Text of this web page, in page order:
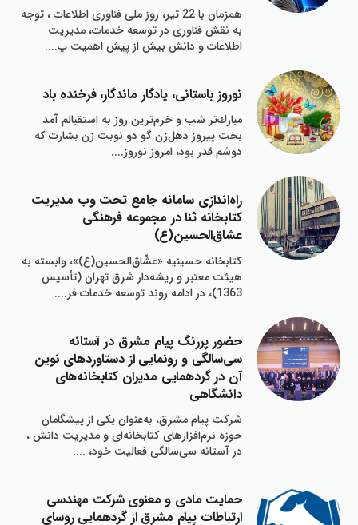
همزمان با 22 تير، روز ملي فناوري اطلاعات ، توجه
به نقش فناوري در توسعه خدمات، مديريت
اطلاعات و دانش بيش از پيش اهميت پ....
نوروز باستاني، يادگار ماندگار، فرخنده باد
مبارك‌تر شب و خرم‌ترين روز به استقبالم آمد
بخت پيروز دهل‌زن گو دو نوبت زن بشارت كه
دوشم قدر بود، امروز نوروز....
راه‌اندازي سامانه جامع تحت وب مديريت
كتابخانه ثنا در مجموعه فرهنگي
عشاق‌الحسين(ع)
كتابخانه حسينيه «عشّاق‌الحسين(ع)»، وابسته به
هيئت معتبر و ريشه‌دار شرق تهران (تأسيس
1363)، در ادامه روند توسعه خدمات فر....
حضور پررنگ پيام مشرق در آستانه
سي‌سالگي و رونمايي از دستاوردهاي نوين
آن در گردهمايي مديران كتابخانه‌هاي
دانشگاهي
شركت پيام مشرق، به‌عنوان يكي از پيشگامان
حوزه نرم‌افزارهاي كتابخانه‌اي و مديريت دانش ،
در آستانه سي‌سالگي فعاليت خود، ....
حمايت مادي و معنوي شركت مهندسي
ارتباطات پيام مشرق از گردهمايي روساي